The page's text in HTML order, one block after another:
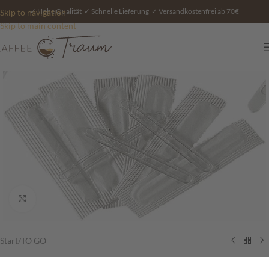
Skip to navigation
Skip to main content
✓ Hohe Qualität ✓ Schnelle Lieferung ✓ Versandkostenfrei ab 70€
vergrößern
Start/TO GO